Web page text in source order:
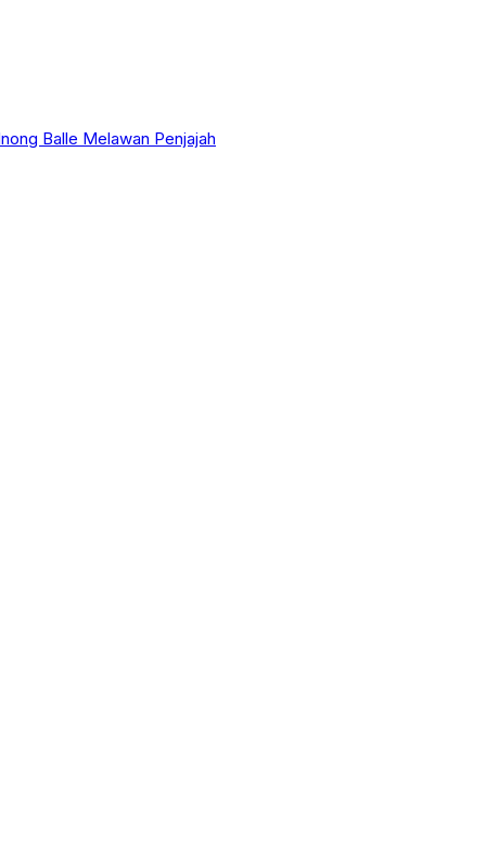
Balle Melawan Penjajah